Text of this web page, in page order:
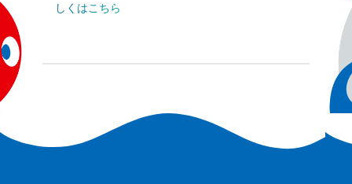
しくはこちら